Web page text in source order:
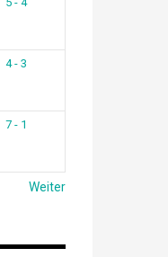
4 - 3
7 - 1
Weiter